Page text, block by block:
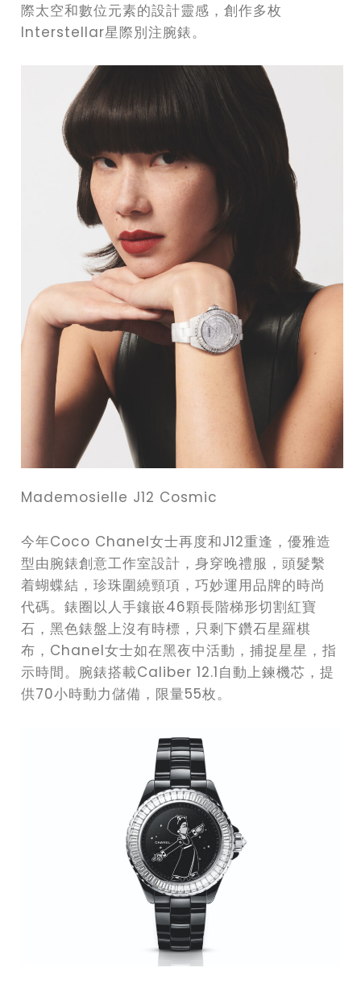
際太空和數位元素的設計靈感，創作多枚
Interstellar星際別注腕錶。
Mademosielle J12 Cosmic
今年Coco Chanel女士再度和J12重逢，優雅造
型由腕錶創意工作室設計，身穿晚禮服，頭髮繫
着蝴蝶結，珍珠圍繞頸項，巧妙運用品牌的時尚
代碼。錶圈以人手鑲嵌46顆長階梯形切割紅寶
石，黑色錶盤上沒有時標，只剩下鑽石星羅棋
布，Chanel女士如在黑夜中活動，捕捉星星，指
示時間。腕錶搭載Caliber 12.1自動上鍊機芯，提
供70小時動力儲備，限量55枚。